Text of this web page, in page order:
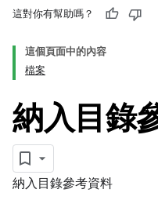
這對你有幫助嗎？
這個頁面中的內容
檔案
納入目錄
納入目錄參考資料